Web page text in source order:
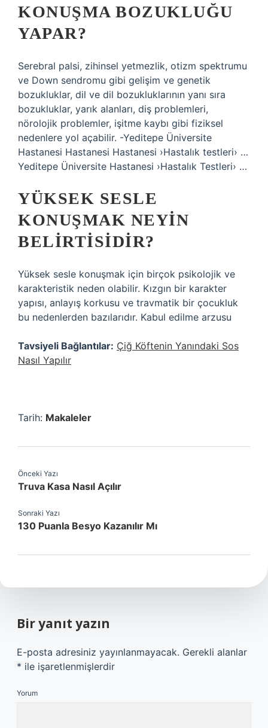
KONUŞMA BOZUKLUĞU
YAPAR?
Serebral palsi, zihinsel yetmezlik, otizm spektrumu
ve Down sendromu gibi gelişim ve genetik
bozukluklar, dil ve dil bozukluklarının yanı sıra
bozukluklar, yarık alanları, diş problemleri,
nörolojik problemler, işitme kaybı gibi fiziksel
nedenlere yol açabilir. -Yeditepe Üniversite
Hastanesi Hastanesi Hastanesi ›Hastalık testleri› …
Yeditepe Üniversite Hastanesi ›Hastalık Testleri› …
YÜKSEK SESLE
KONUŞMAK NEYIN
BELIRTISIDIR?
Yüksek sesle konuşmak için birçok psikolojik ve
karakteristik neden olabilir. Kızgın bir karakter
yapısı, anlayış korkusu ve travmatik bir çocukluk
bu nedenlerden bazılarıdır. Kabul edilme arzusu
Tavsiyeli Bağlantılar: Çiğ Köftenin Yanındaki Sos
Nasıl Yapılır
Tarih: Makaleler
Önceki Yazı
Truva Kasa Nasıl Açılır
Sonraki Yazı
130 Puanla Besyo Kazanılır Mı
Bir yanıt yazın
E-posta adresiniz yayınlanmayacak. Gerekli alanlar
* ile işaretlenmişlerdir
Yorum